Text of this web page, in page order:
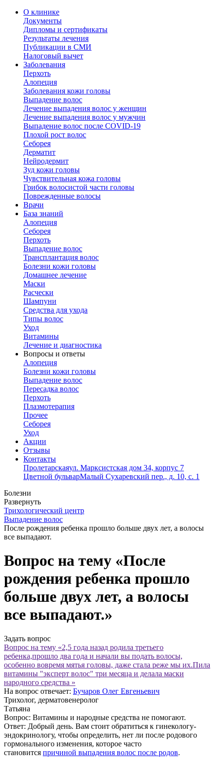
О клинике
Документы
Дипломы и сертификаты
Результаты лечения
Публикации в СМИ
Налоговый вычет
Заболевания
Перхоть
Алопеция
Заболевания кожи головы
Выпадение волос
Лечение выпадения волос у женщин
Лечение выпадения волос у мужчин
Выпадение волос после COVID-19
Плохой рост волос
Cеборея
Дерматит
Нейродермит
Зуд кожи головы
Чувствительная кожа головы
Грибок волосистой части головы
Поврежденные волосы
Врачи
База знаний
Алопеция
Себорея
Перхоть
Выпадение волос
Трансплантация волос
Болезни кожи головы
Домашнее лечение
Маски
Расчески
Шампуни
Средства для ухода
Типы волос
Уход
Витамины
Лечение и диагностика
Вопросы и ответы
Алопеция
Болезни кожи головы
Выпадение волос
Пересадка волос
Перхоть
Плазмотерапия
Прочее
Себорея
Уход
Акции
Отзывы
Контакты
Пролетарскаяул. Марксистская дом 34, корпус 7
Цветной бульварМалый Сухаревский пер., д. 10, с. 1
Болезни
Развернуть
Трихологический центр
Выпадение волос
После рождения ребенка прошло больше двух лет, а волосы
все выпадают.
Вопрос на тему «После
рождения ребенка прошло
больше двух лет, а волосы
все выпадают.»
Задать вопрос
Вопрос на тему «2,5 года назад родила третьего
ребенка,прошло два года и начали вы подать волосы,
особенно вовремя мятья головы, даже стала реже мы их.Пила
витамины "эксперт волос" три месяца и делала маски
народного средства »
На вопрос отвечает: Бучаров Олег Евгеньевич
Трихолог, дерматовенеролог
Татьяна
Вопрос: Витамины и народные средства не помогают.
Ответ: Добрый день. Вам стоит обратиться к гинекологу-
эндокринологу, чтобы определить, нет ли после родового
гормонального изменения, которое часто
становится причиной выпадения волос после родов.